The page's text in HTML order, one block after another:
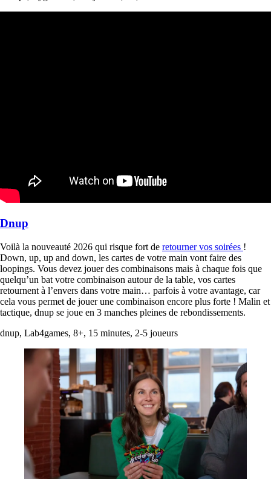
Dnup
Voilà la nouveauté 2026 qui risque fort de retourner vos soirées !
Down, up, up and down, les cartes de votre main vont faire des
loopings. Vous devez jouer des combinaisons mais à chaque fois que
quelqu’un bat votre combinaison autour de la table, vos cartes
retournent à l’envers dans votre main… parfois à votre avantage, car
cela vous permet de jouer une combinaison encore plus forte ! Malin et
tactique, dnup se joue en 3 manches pleines de rebondissements.
dnup, Lab4games, 8+, 15 minutes, 2-5 joueurs